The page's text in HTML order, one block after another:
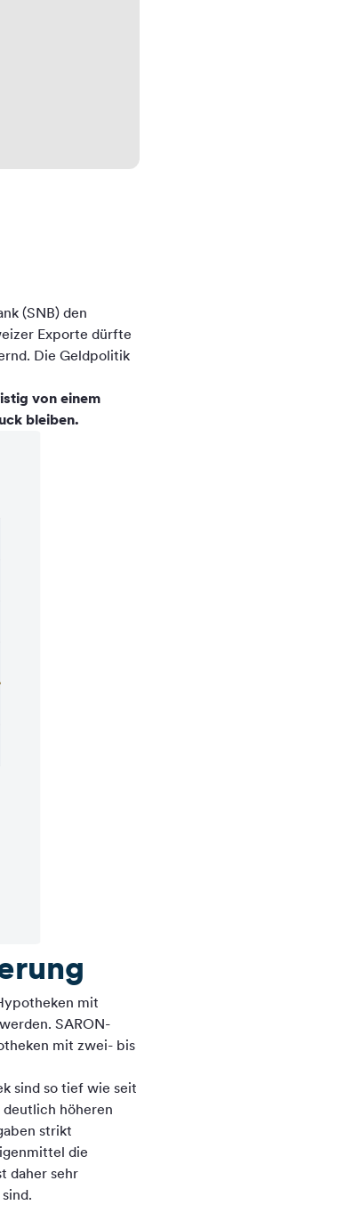
(SNB) den
Exporte dürfte
Die Geldpolitik
von einem
bleiben.
mit
SARON-
mit zwei- bis
sind so tief wie seit
höheren
strikt
die
daher sehr